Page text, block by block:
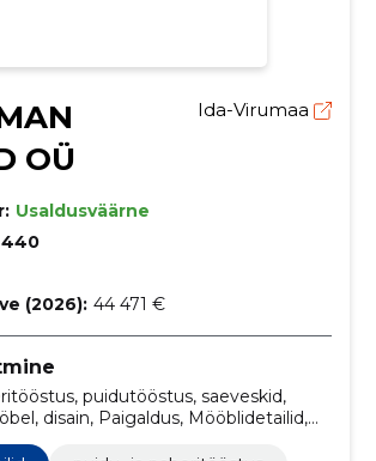
OÜ
Ida-Virumaa
Usaldusväärne
440
(2026): 44 471 €
puidutööstus, saeveskid,
disain, Paigaldus, Mööblidetailid,
värvitud mdf-detailid,